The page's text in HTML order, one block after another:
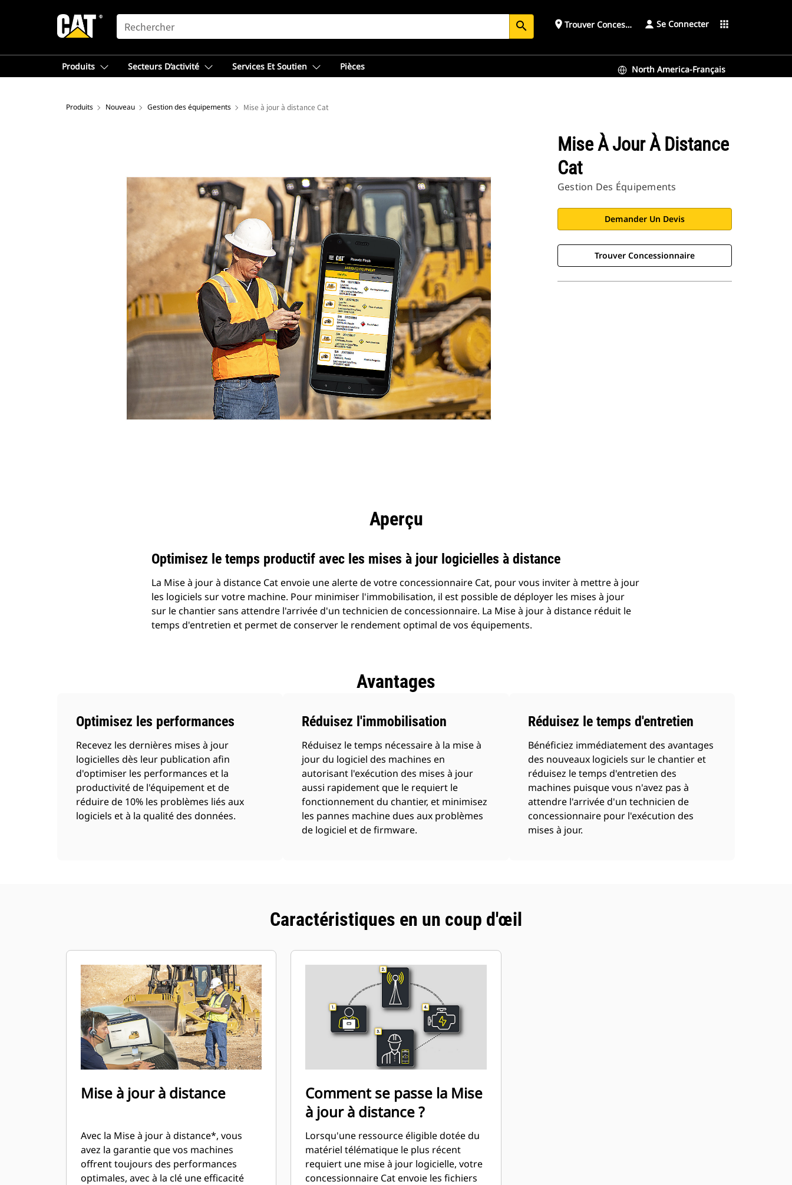
SEARCH search place Trouver ConcessionnaireSe Connecter apps
Produits Secteurs D’activité Services Et Soutien Pièces North America-Français
Produits Nouveau Gestion des équipements Mise à jour à distance Cat
Mise À Jour À Distance
Cat
Gestion Des Équipements
Demander Un Devis
Trouver Concessionnaire
Aperçu
Optimisez le temps productif avec les mises à jour logicielles à distance
La Mise à jour à distance Cat envoie une alerte de votre concessionnaire Cat, pour vous inviter à mettre à jour
les logiciels sur votre machine. Pour minimiser l'immobilisation, il est possible de déployer les mises à jour
sur le chantier sans attendre l'arrivée d'un technicien de concessionnaire. La Mise à jour à distance réduit le
temps d'entretien et permet de conserver le rendement optimal de vos équipements.
Avantages
Optimisez les performances
Recevez les dernières mises à jour
logicielles dès leur publication afin
d'optimiser les performances et la
productivité de l'équipement et de
réduire de 10% les problèmes liés aux
logiciels et à la qualité des données.
Réduisez l'immobilisation
Réduisez le temps nécessaire à la mise à
jour du logiciel des machines en
autorisant l'exécution des mises à jour
aussi rapidement que le requiert le
fonctionnement du chantier, et minimisez
les pannes machine dues aux problèmes
de logiciel et de firmware.
Réduisez le temps d'entretien
Bénéficiez immédiatement des avantages
des nouveaux logiciels sur le chantier et
réduisez le temps d'entretien des
machines puisque vous n'avez pas à
attendre l'arrivée d'un technicien de
concessionnaire pour l'exécution des
mises à jour.
Caractéristiques en un coup d'œil
Mise à jour à distance
Avec la Mise à jour à distance*, vous
avez la garantie que vos machines
offrent toujours des performances
optimales, avec à la clé une efficacité
Comment se passe la Mise
à jour à distance ?
Lorsqu'une ressource éligible dotée du
matériel télématique le plus récent
requiert une mise à jour logicielle, votre
concessionnaire Cat envoie les fichiers